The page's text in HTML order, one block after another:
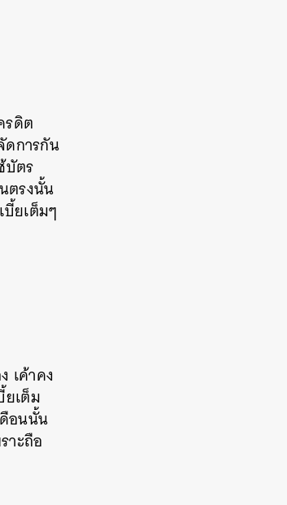
รดิต
ดการกัน
บัตร
ตรงนั้น
ยเต็มๆ
เค้าคง
เต็ม
อนนั้น
าะถือ